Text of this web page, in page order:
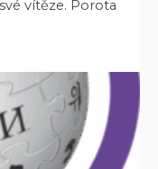
vítěze. Porota